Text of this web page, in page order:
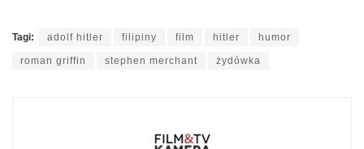
Tagi: adolf hitler filipiny film hitler humor
roman griffin stephen merchant żydówka